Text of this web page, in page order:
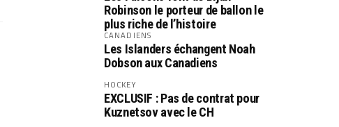
Robinson le porteur de ballon le
plus riche de l’histoire
CANADIENS
Les Islanders échangent Noah
Dobson aux Canadiens
HOCKEY
EXCLUSIF : Pas de contrat pour
Kuznetsov avec le CH